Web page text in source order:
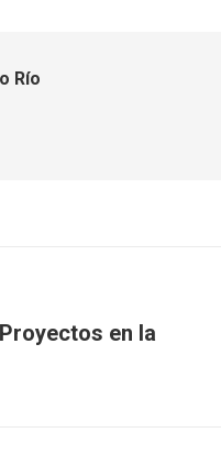
Río
en la